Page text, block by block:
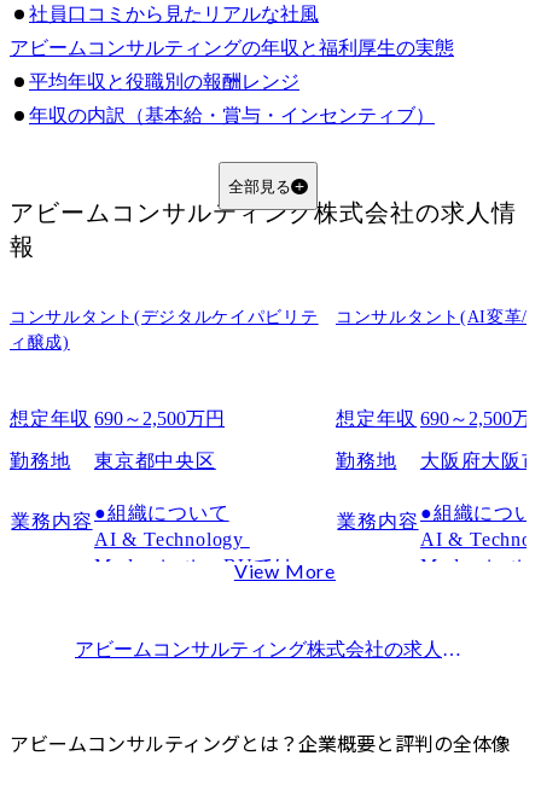
社員口コミから見たリアルな社風
アビームコンサルティングの年収と福利厚生の実態
平均年収と役職別の報酬レンジ
年収の内訳（基本給・賞与・インセンティブ）
キャリアアップと評価制度のリアル
昇進の基準と評価の流れ
成果主義とそのメリット・デメリット
選考フローと面接対策のポイント
応募〜内定までのプロセスと注意点
求められる人物像と準備すべき内容
アビームで描くキャリア展望と成長機会
中途入社者の活躍事例とキャッチアップ方法
マネージャー以降のキャリアと役割の変化
参画プロジェクトのジャンルと規模感
残業時間や繁忙期の負荷実態
全部見る
アビームコンサルティング株式会社の求人情
報
コンサルタント(デジタルケイパビリテ
ィ醸成)
想定年収 690～2,500万円
勤務地 東京都中央区
業務内容 ●組織について
AI & Technology
Modernization BUでは、
推進しています。領域横
下記の8つの領域でコンサ
View More
コンサルタント(AI変革/
想定年収 690～2,500万
勤務地 大阪府大阪市
業務内容 ●組織につい
AI &
推進してい
下記の8つの
アビームコンサルティング株式会社の求人情報一覧
アビームコンサルティングとは？企業概要と評判の全体像